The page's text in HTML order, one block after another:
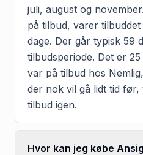
juli, august og
på tilbud, varer
dage. Der går typisk 59
tilbudsperiode. Det er
var på tilbud hos
der nok vil gå lidt tid
tilbud igen.
Hvor kan jeg købe